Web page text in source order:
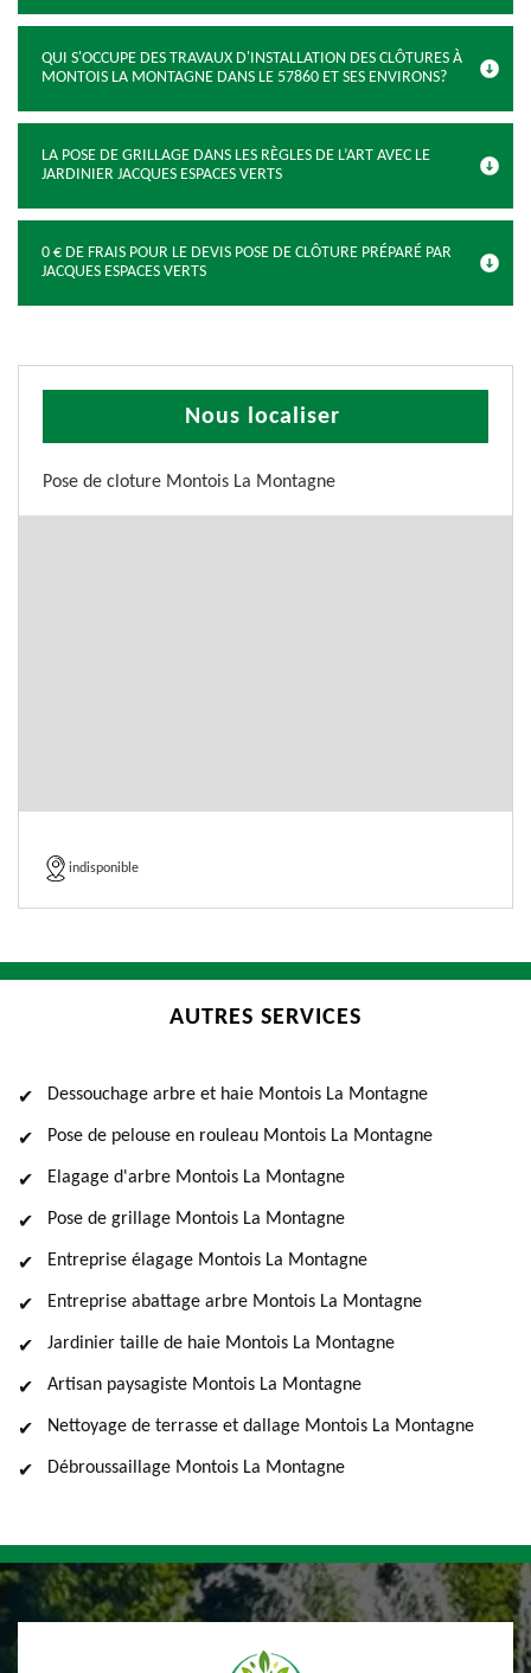
QUI S'OCCUPE DES TRAVAUX D'INSTALLATION DES CLÔTURES À
MONTOIS LA MONTAGNE DANS LE 57860 ET SES ENVIRONS?
LA POSE DE GRILLAGE DANS LES RÈGLES DE L’ART AVEC LE
JARDINIER JACQUES ESPACES VERTS
0 € DE FRAIS POUR LE DEVIS POSE DE CLÔTURE PRÉPARÉ PAR
JACQUES ESPACES VERTS
Nous localiser
Pose de cloture Montois La Montagne
indisponible
AUTRES SERVICES
Dessouchage arbre et haie Montois La Montagne
Pose de pelouse en rouleau Montois La Montagne
Elagage d'arbre Montois La Montagne
Pose de grillage Montois La Montagne
Entreprise élagage Montois La Montagne
Entreprise abattage arbre Montois La Montagne
Jardinier taille de haie Montois La Montagne
Artisan paysagiste Montois La Montagne
Nettoyage de terrasse et dallage Montois La Montagne
Débroussaillage Montois La Montagne